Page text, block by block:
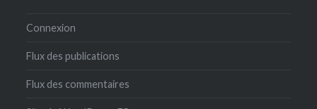
Connexion
Flux des publications
Flux des commentaires